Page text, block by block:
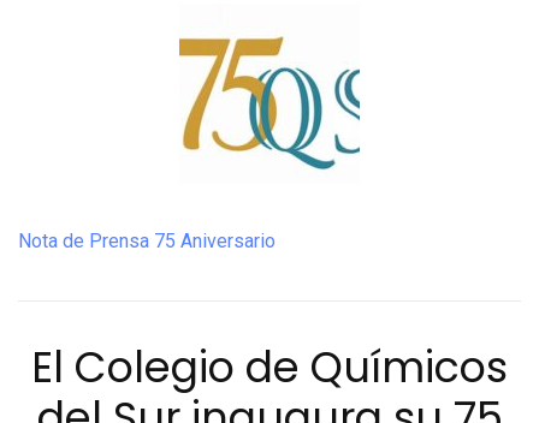
Nota de Prensa 75 Aniversario
El Colegio de Químicos